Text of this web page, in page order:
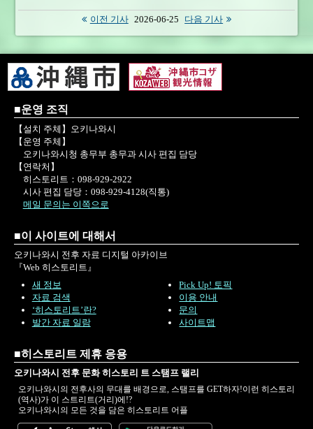
이전 기사 2026-06-25 다음 기사
■운영 조직
【설치 주체】오키나와시
【운영 주체】
오키나와시청 총무부 총무과 시사 편집 담당
【연락처】
히스토리트：098-929-2922
시사 편집 담당：098-929-4128(직통)
메일 문의는 이쪽으로
■이 사이트에 대해서
오키나와시 전후 자료 디지털 아카이브
『Web 히스토리트』
새 정보
자료 검색
‘히스토리트’란?
발간 자료 일람
Pick Up! 토픽
이용 안내
문의
사이트맵
■히스토리트 제휴 응용
오키나와시 전후 문화 히스토리 트 스탬프 랠리
오키나와시의 전후사의 무대를 배경으로, 스탬프를 GET하자!이런 히스토리
(역사)가 이 스트리트(거리)에!?
오키나와시의 모든 것을 담은 히스토리트 어플